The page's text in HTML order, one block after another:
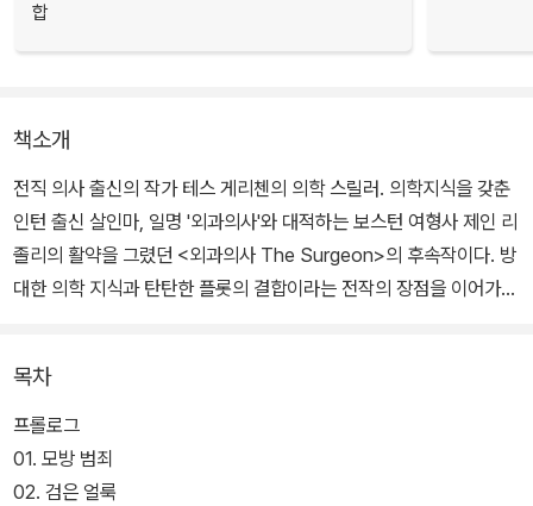
합
책소개
전직 의사 출신의 작가 테스 게리첸의 의학 스릴러. 의학지식을 갖춘
인턴 출신 살인마, 일명 '외과의사'와 대적하는 보스턴 여형사 제인 리
졸리의 활약을 그렸던 <외과의사 The Surgeon>의 후속작이다. 방
대한 의학 지식과 탄탄한 플롯의 결합이라는 전작의 장점을 이어가
무더운 보스턴의 여름, 젊고 매력적인 부유층 부부를 대상으로 한 연
쇄 살인극이 벌어진다. 사건 현장에 깔끔하게 개켜진 희생자의 잠옷
을 본 보스턴 경찰청 여형사 제인 릳졸리는 불길한 이름을 떠올린다.
목차
프롤로그
01. 모방 범죄
02. 검은 얼룩